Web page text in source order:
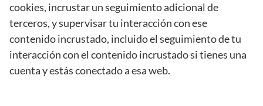
cookies, incrustar un seguimiento adicional de
terceros, y supervisar tu interacción con ese
contenido incrustado, incluido el seguimiento de tu
interacción con el contenido incrustado si tienes una
cuenta y estás conectado a esa web.